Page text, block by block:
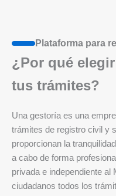
Plataforma para
¿Por qué
tus trámites?
Una gestoría es una
trámites de registro civil y
proporcionan la
a cabo de forma
privada e independiente al
ciudadanos todos los